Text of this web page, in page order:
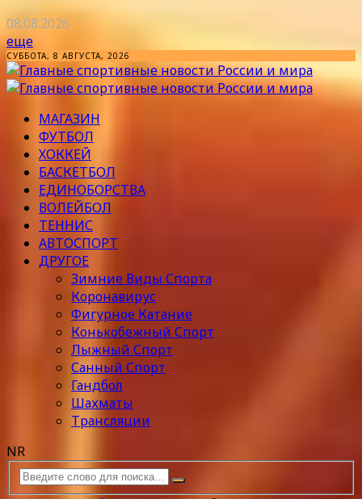
08.08.2026
еще
СУББОТА, 8 АВГУСТА, 2026
МАГАЗИН
ФУТБОЛ
ХОККЕЙ
БАСКЕТБОЛ
ЕДИНОБОРСТВА
ВОЛЕЙБОЛ
ТЕННИС
АВТОСПОРТ
ДРУГОЕ
Зимние Виды Спорта
Коронавирус
Фигурное Катание
Конькобежный Спорт
Лыжный Спорт
Санный Спорт
Гандбол
Шахматы
Трансляции
NR